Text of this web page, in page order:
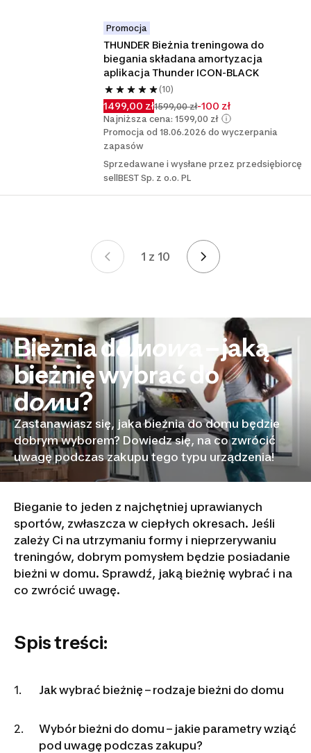
Promocja
THUNDER Bieżnia treningowa do
biegania składana amortyzacja
aplikacja Thunder ICON-BLACK
(10)
1499,00 zł1599,00 zł-100 zł
Najniższa cena: 1599,00 zł
Promocja od 18.06.2026 do wyczerpania
zapasów
Sprzedawane i wysłane przez przedsiębiorcę
sellBEST Sp. z o.o. PL
1 z 10Strona 1 z 10
Bieżnia domowa – jaką
bieżnię wybrać do
domu?
Zastanawiasz się, jaka bieżnia do domu będzie
dobrym wyborem? Dowiedz się, na co zwrócić
uwagę podczas zakupu tego typu urządzenia!
Bieganie to jeden z najchętniej uprawianych
sportów, zwłaszcza w ciepłych okresach. Jeśli
zależy Ci na utrzymaniu formy i nieprzerywaniu
treningów, dobrym pomysłem będzie posiadanie
bieżni w domu. Sprawdź, jaką bieżnię wybrać i na
co zwrócić uwagę.
Spis treści:
Jak wybrać bieżnię – rodzaje bieżni do domu
Wybór bieżni do domu – jakie parametry wziąć
pod uwagę podczas zakupu?